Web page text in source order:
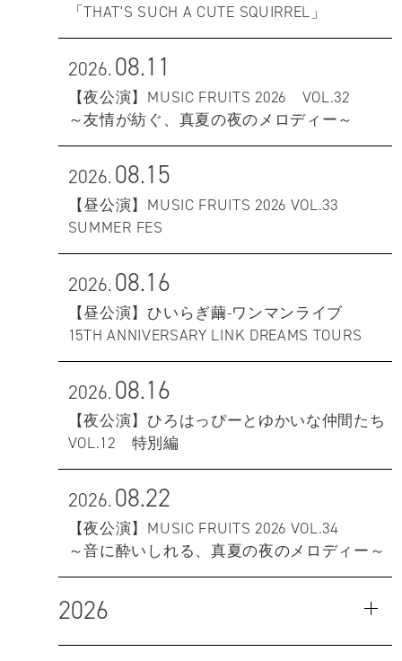
「THAT'S SUCH A CUTE SQUIRREL」
2026.08.11
【夜公演】MUSIC FRUITS 2026 VOL.32
～友情が紡ぐ、真夏の夜のメロディー～
2026.08.15
【昼公演】MUSIC FRUITS 2026 VOL.33
SUMMER FES
2026.08.16
【昼公演】ひいらぎ繭-ワンマンライブ
15TH ANNIVERSARY LINK DREAMS TOURS
2026.08.16
【夜公演】ひろはっぴーとゆかいな仲間たち
VOL.12 特別編
2026.08.22
【夜公演】MUSIC FRUITS 2026 VOL.34
～音に酔いしれる、真夏の夜のメロディー～
2026